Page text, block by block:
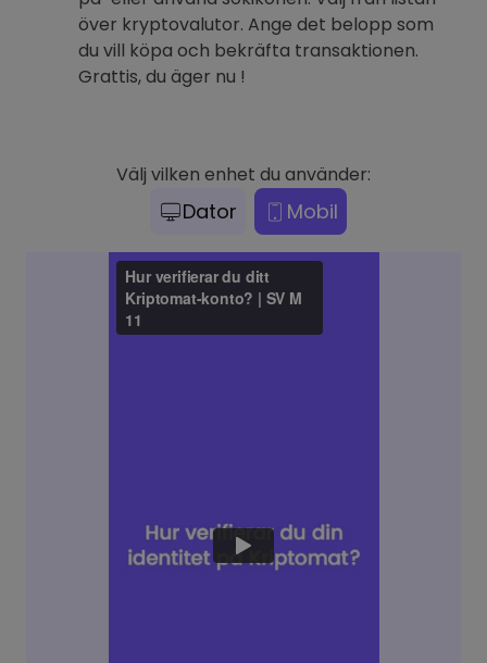
över kryptovalutor. Ange det belopp som
du vill köpa och bekräfta transaktionen.
Grattis, du äger nu !
Välj vilken enhet du använder:
Dator Mobil